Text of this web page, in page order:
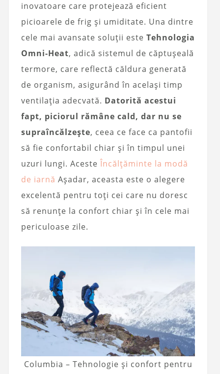
inovatoare care protejează eficient
picioarele de frig și umiditate. Una dintre
cele mai avansate soluții este Tehnologia
Omni-Heat, adică sistemul de căptușeală
termore, care reflectă căldura generată
de organism, asigurând în același timp
ventilația adecvată. Datorită acestui
fapt, piciorul rămâne cald, dar nu se
supraîncălzește, ceea ce face ca pantofii
să fie confortabil chiar și în timpul unei
uzuri lungi. AcesteÎncălțăminte la modă
de iarnă Așadar, aceasta este o alegere
excelentă pentru toți cei care nu doresc
să renunțe la confort chiar și în cele mai
periculoase zile.
Columbia – Tehnologie și confort pentru